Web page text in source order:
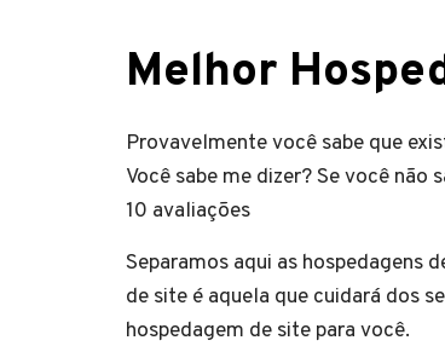
Melhor
Provavelmente você sabe que
Você sabe me dizer? Se você não
10 avaliações
Separamos aqui as hospedagens
de site é aquela que cuidará dos
hospedagem de site para você.